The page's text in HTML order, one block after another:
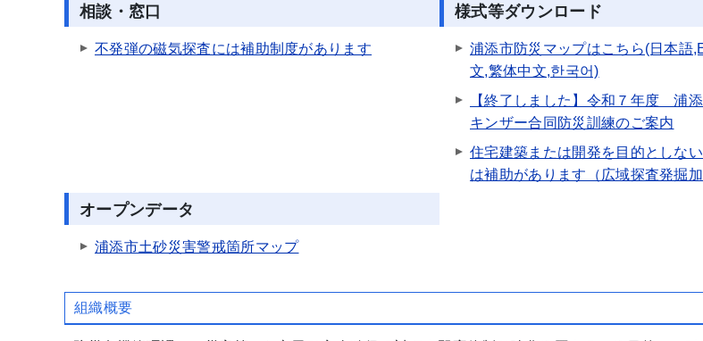
相談・窓口
不発弾の磁気探査には補助制度があります
様式等ダウンロード
浦添市防災マップはこちら(日本語
文,繁体中文,한국어)
【終了しました】令和７年度 浦
キンザー合同防災訓練のご案内
住宅建築または開発を目的としな
は補助があります（広域探査発掘加
オープンデータ
浦添市土砂災害警戒箇所マップ
組織概要